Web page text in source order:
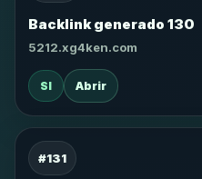
Backlink generado 130
5212.xg4ken.com
SI Abrir
#131